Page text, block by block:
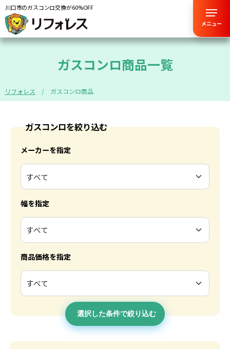
川口市のガスコンロ交換が60%OFF
メニュー
ガスコンロ商品一覧
リフォレス ガスコンロ商品
ガスコンロを絞り込む
メーカーを指定
幅を指定
商品価格を指定
選択した条件で絞り込む